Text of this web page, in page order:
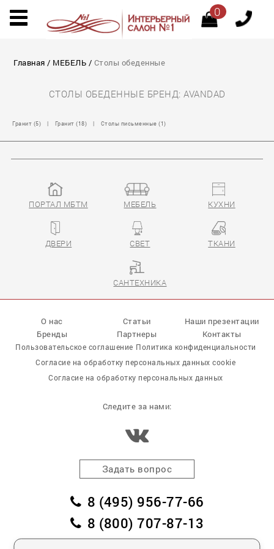
0
Главная / МЕБЕЛЬ / Столы обеденные
СТОЛЫ ОБЕДЕННЫЕ БРЕНД: AVANDAD
Гранит (5) | Гранит (18) | Столы письменные (1)
ПОРТАЛ МБТМ МЕБЕЛЬ КУХНИ
ДВЕРИ СВЕТ ТКАНИ
САНТЕХНИКА
О нас Статьи
Наши презентации
Бренды
Партнеры Контакты
Пользовательское соглашение Политика конфиденциальности
Согласие на обработку персональных данных cookie
Согласие на обработку персональных данных
Следите за нами:
Задать вопрос
8 (495) 956-77-66
8 (800) 707-87-13